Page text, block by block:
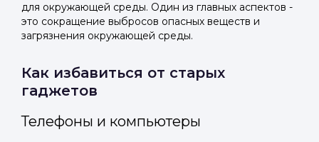
для окружающей среды. Один из главных аспектов -
это сокращение выбросов опасных веществ и
загрязнения окружающей среды.
Как избавиться от старых
гаджетов
Телефоны и компьютеры